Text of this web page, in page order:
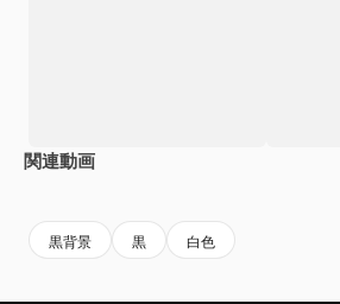
関連動画
黒背景 黒 白色